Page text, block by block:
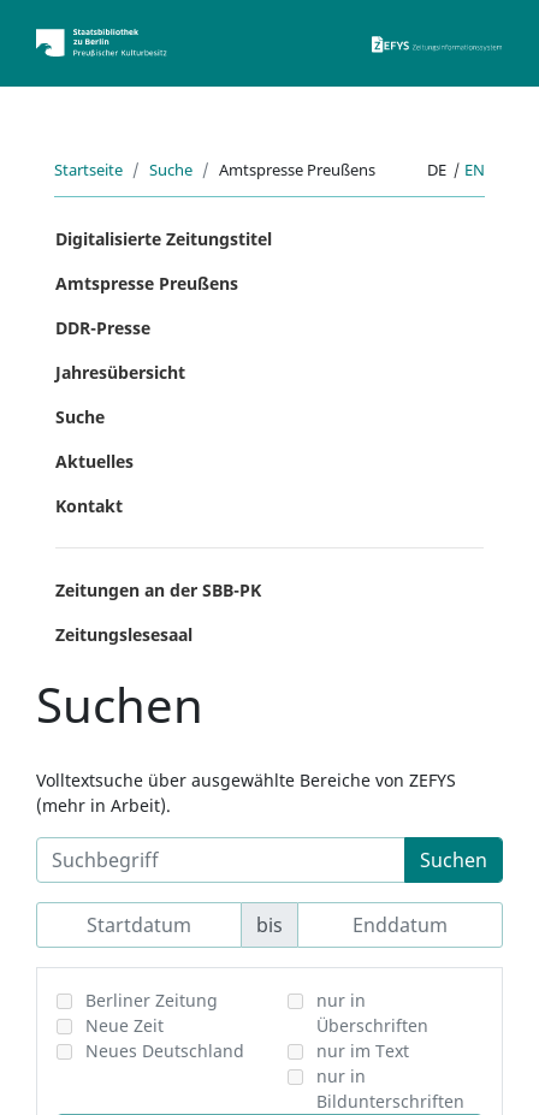
Startseite Suche Amtspresse Preußens DE | EN
Digitalisierte Zeitungstitel
Amtspresse Preußens
DDR-Presse
Jahresübersicht
Suche
Aktuelles
Kontakt
Zeitungen an der SBB-PK
Zeitungslesesaal
Suchen
Volltextsuche über ausgewählte Bereiche von ZEFYS
(mehr in Arbeit).
Suchen
bis
Berliner Zeitung
Neue Zeit
Neues Deutschland
nur in
Überschriften
nur im Text
nur in
Bildunterschriften